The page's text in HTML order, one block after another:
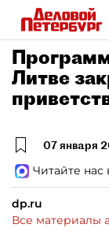
Литве
07 января
Читайте
dp.ru
Все материалы